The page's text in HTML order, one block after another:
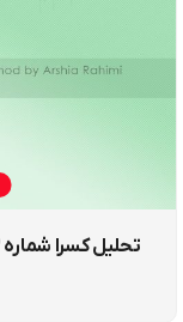
تحلیل کسرا شماره ۲ | موج شماری چارت کسرا به سبک نئوویو